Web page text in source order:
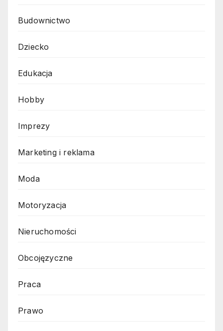
Budownictwo
Dziecko
Edukacja
Hobby
Imprezy
Marketing i reklama
Moda
Motoryzacja
Nieruchomości
Obcojęzyczne
Praca
Prawo